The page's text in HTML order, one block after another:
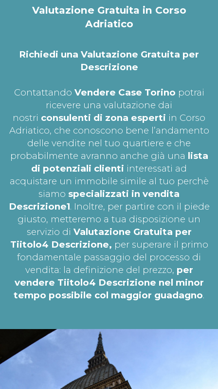
Valutazione Gratuita in Corso
Adriatico
Richiedi una Valutazione Gratuita per
Descrizione
Contattando Vendere Case Torino potrai
ricevere una valutazione dai
nostri consulenti di zona esperti in Corso
Adriatico, che conoscono bene l’andamento
delle vendite nel tuo quartiere e che
probabilmente avranno anche già una lista
di potenziali clienti interessati ad
acquistare un immobile simile al tuo perchè
siamo specializzati in vendita
Descrizione1. Inoltre, per partire con il piede
giusto, metteremo a tua disposizione un
servizio di Valutazione Gratuita per
Tiitolo4 Descrizione, per superare il primo
fondamentale passaggio del processo di
vendita: la definizione del prezzo, per
vendere Tiitolo4 Descrizione nel minor
tempo possibile col maggior guadagno.